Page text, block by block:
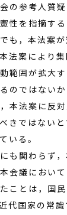
の参考人質
性を指摘する
も，本法案
法案により
範囲が拡大
のではない
本法案に反
きではない
いる。
も関わらず
会議におい
ことは，国
代国家の常